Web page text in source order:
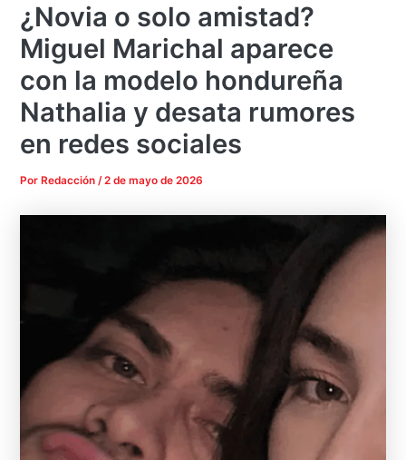
¿Novia o solo amistad?
Miguel Marichal aparece
con la modelo hondureña
Nathalia y desata rumores
en redes sociales
Por Redacción/2 de mayo de 2026